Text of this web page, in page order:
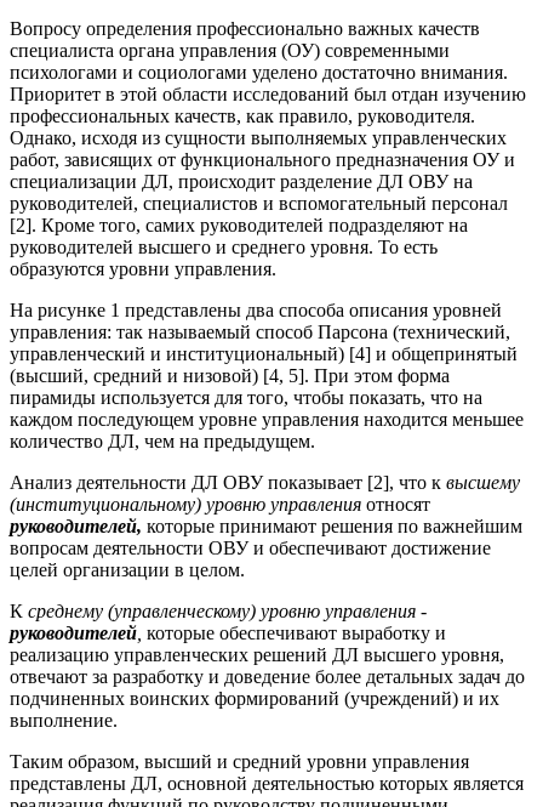
Вопросу определения профессионально важных качеств
специалиста органа управления (ОУ) современными
психологами и социологами уделено достаточно внимания.
Приоритет в этой области исследований был отдан изучению
профессиональных качеств, как правило, руководителя.
Однако, исходя из сущности выполняемых управленческих
работ, зависящих от функционального предназначения ОУ и
специализации ДЛ, происходит разделение ДЛ ОВУ на
руководителей, специалистов и вспомогательный персонал
[2]. Кроме того, самих руководителей подразделяют на
руководителей высшего и среднего уровня. То есть
образуются уровни управления.
На рисунке 1 представлены два способа описания уровней
управления: так называемый способ Парсона (технический,
управленческий и институциональный) [4] и общепринятый
(высший, средний и низовой) [4, 5]. При этом форма
пирамиды используется для того, чтобы показать, что на
каждом последующем уровне управления находится меньшее
количество ДЛ, чем на предыдущем.
Анализ деятельности ДЛ ОВУ показывает [2], что к высшему
(институциональному) уровню управления относят
руководителей, которые принимают решения по важнейшим
вопросам деятельности ОВУ и обеспечивают достижение
целей организации в целом.
К среднему (управленческому) уровню управления -
руководителей которые обеспечивают выработку и
реализацию управленческих решений ДЛ высшего уровня,
отвечают за разработку и доведение более детальных задач до
подчиненных воинских формирований (учреждений) и их
выполнение.
Таким образом, высший и средний уровни управления
представлены ДЛ, основной деятельностью которых является